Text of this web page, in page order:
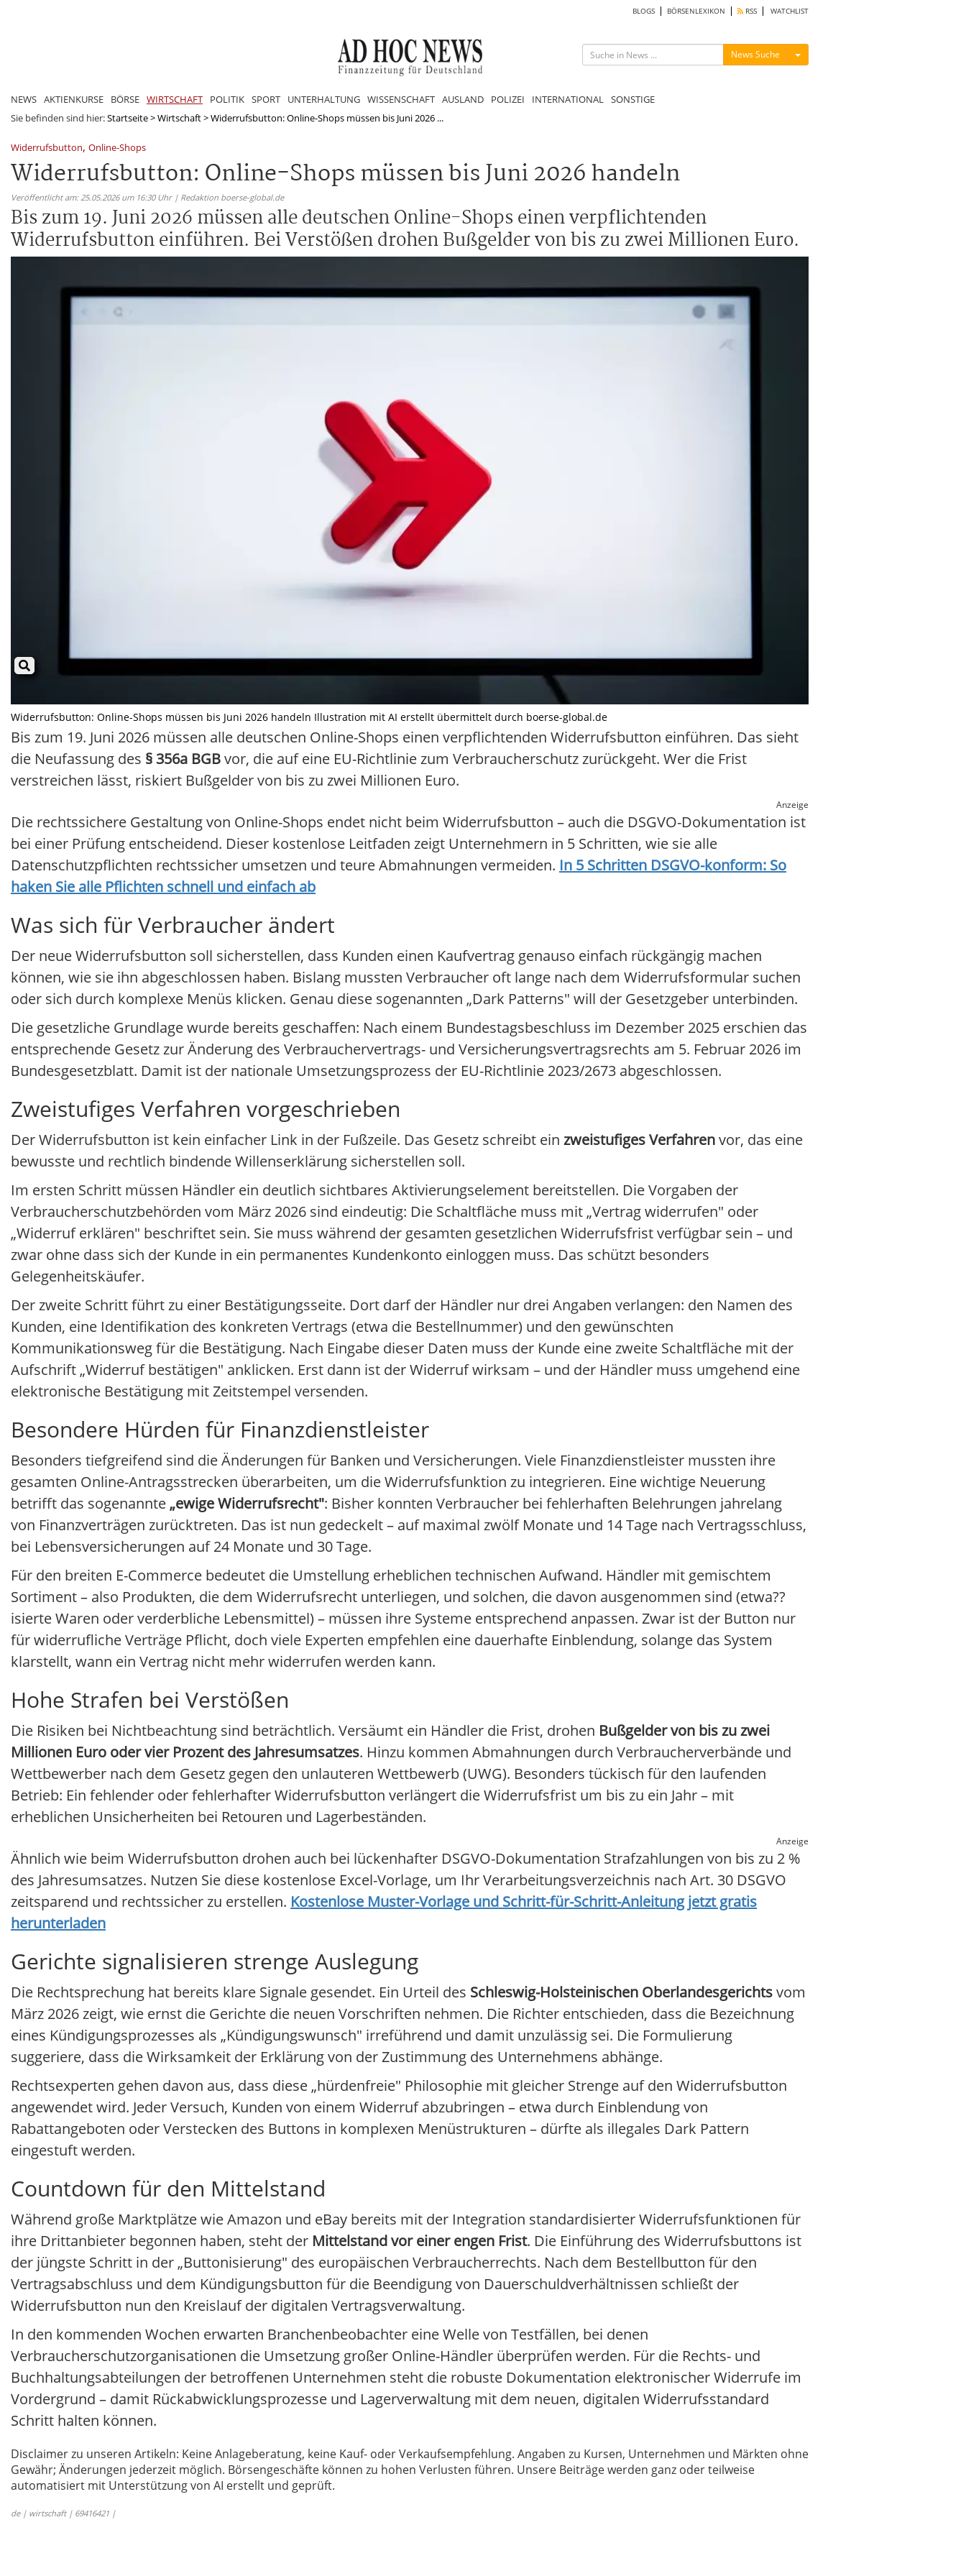
BLOGS BÖRSENLEXIKON RSS WATCHLIST
News Suche Menü ein-/ausblenden
NEWS AKTIENKURSE BÖRSE WIRTSCHAFT POLITIK SPORT UNTERHALTUNG WISSENSCHAFT AUSLAND POLIZEI INTERNATIONAL SONSTIGE
Sie befinden sind hier:Startseite>Wirtschaft>Widerrufsbutton: Online-Shops müssen bis Juni 2026 ...
Widerrufsbutton, Online-Shops
Widerrufsbutton: Online-Shops müssen bis Juni 2026 handeln
Veröffentlicht am: 25.05.2026 um 16:30 Uhr | Redaktion boerse-global.de
Bis zum 19. Juni 2026 müssen alle deutschen Online-Shops einen verpflichtenden
Widerrufsbutton einführen. Bei Verstößen drohen Bußgelder von bis zu zwei Millionen Euro.
Widerrufsbutton: Online-Shops müssen bis Juni 2026 handeln Illustration mit AI erstellt übermittelt durch boerse-global.de
Bis zum 19. Juni 2026 müssen alle deutschen Online-Shops einen verpflichtenden Widerrufsbutton einführen. Das sieht
die Neufassung des § 356a BGBvor, die auf eine EU-Richtlinie zum Verbraucherschutz zurückgeht. Wer die Frist
verstreichen lässt, riskiert Bußgelder von bis zu zwei Millionen Euro.
Anzeige
Die rechtssichere Gestaltung von Online-Shops endet nicht beim Widerrufsbutton – auch die DSGVO-Dokumentation ist
bei einer Prüfung entscheidend. Dieser kostenlose Leitfaden zeigt Unternehmern in 5 Schritten, wie sie alle
Datenschutzpflichten rechtssicher umsetzen und teure Abmahnungen vermeiden. In 5 Schritten DSGVO-konform: So
haken Sie alle Pflichten schnell und einfach ab
Was sich für Verbraucher ändert
Der neue Widerrufsbutton soll sicherstellen, dass Kunden einen Kaufvertrag genauso einfach rückgängig machen
können, wie sie ihn abgeschlossen haben. Bislang mussten Verbraucher oft lange nach dem Widerrufsformular suchen
oder sich durch komplexe Menüs klicken. Genau diese sogenannten „Dark Patterns" will der Gesetzgeber unterbinden.
Die gesetzliche Grundlage wurde bereits geschaffen: Nach einem Bundestagsbeschluss im Dezember 2025 erschien das
entsprechende Gesetz zur Änderung des Verbrauchervertrags- und Versicherungsvertragsrechts am 5. Februar 2026 im
Bundesgesetzblatt. Damit ist der nationale Umsetzungsprozess der EU-Richtlinie 2023/2673 abgeschlossen.
Zweistufiges Verfahren vorgeschrieben
Der Widerrufsbutton ist kein einfacher Link in der Fußzeile. Das Gesetz schreibt ein zweistufiges Verfahrenvor, das eine
bewusste und rechtlich bindende Willenserklärung sicherstellen soll.
Im ersten Schritt müssen Händler ein deutlich sichtbares Aktivierungselement bereitstellen. Die Vorgaben der
Verbraucherschutzbehörden vom März 2026 sind eindeutig: Die Schaltfläche muss mit „Vertrag widerrufen" oder
„Widerruf erklären" beschriftet sein. Sie muss während der gesamten gesetzlichen Widerrufsfrist verfügbar sein – und
zwar ohne dass sich der Kunde in ein permanentes Kundenkonto einloggen muss. Das schützt besonders
Gelegenheitskäufer.
Der zweite Schritt führt zu einer Bestätigungsseite. Dort darf der Händler nur drei Angaben verlangen: den Namen des
Kunden, eine Identifikation des konkreten Vertrags (etwa die Bestellnummer) und den gewünschten
Kommunikationsweg für die Bestätigung. Nach Eingabe dieser Daten muss der Kunde eine zweite Schaltfläche mit der
Aufschrift „Widerruf bestätigen" anklicken. Erst dann ist der Widerruf wirksam – und der Händler muss umgehend eine
elektronische Bestätigung mit Zeitstempel versenden.
Besondere Hürden für Finanzdienstleister
Besonders tiefgreifend sind die Änderungen für Banken und Versicherungen. Viele Finanzdienstleister mussten ihre
gesamten Online-Antragsstrecken überarbeiten, um die Widerrufsfunktion zu integrieren. Eine wichtige Neuerung
betrifft das sogenannte „ewige Widerrufsrecht": Bisher konnten Verbraucher bei fehlerhaften Belehrungen jahrelang
von Finanzverträgen zurücktreten. Das ist nun gedeckelt – auf maximal zwölf Monate und 14 Tage nach Vertragsschluss,
bei Lebensversicherungen auf 24 Monate und 30 Tage.
Für den breiten E-Commerce bedeutet die Umstellung erheblichen technischen Aufwand. Händler mit gemischtem
Sortiment – also Produkten, die dem Widerrufsrecht unterliegen, und solchen, die davon ausgenommen sind (etwa??
isierte Waren oder verderbliche Lebensmittel) – müssen ihre Systeme entsprechend anpassen. Zwar ist der Button nur
für widerrufliche Verträge Pflicht, doch viele Experten empfehlen eine dauerhafte Einblendung, solange das System
klarstellt, wann ein Vertrag nicht mehr widerrufen werden kann.
Hohe Strafen bei Verstößen
Die Risiken bei Nichtbeachtung sind beträchtlich. Versäumt ein Händler die Frist, drohen Bußgelder von bis zu zwei
Millionen Euro oder vier Prozent des Jahresumsatzes. Hinzu kommen Abmahnungen durch Verbraucherverbände und
Wettbewerber nach dem Gesetz gegen den unlauteren Wettbewerb (UWG). Besonders tückisch für den laufenden
Betrieb: Ein fehlender oder fehlerhafter Widerrufsbutton verlängert die Widerrufsfrist um bis zu ein Jahr – mit
erheblichen Unsicherheiten bei Retouren und Lagerbeständen.
Anzeige
Ähnlich wie beim Widerrufsbutton drohen auch bei lückenhafter DSGVO-Dokumentation Strafzahlungen von bis zu 2 %
des Jahresumsatzes. Nutzen Sie diese kostenlose Excel-Vorlage, um Ihr Verarbeitungsverzeichnis nach Art. 30 DSGVO
zeitsparend und rechtssicher zu erstellen. Kostenlose Muster-Vorlage und Schritt-für-Schritt-Anleitung jetzt gratis
herunterladen
Gerichte signalisieren strenge Auslegung
Die Rechtsprechung hat bereits klare Signale gesendet. Ein Urteil des Schleswig-Holsteinischen Oberlandesgerichtsvom
März 2026 zeigt, wie ernst die Gerichte die neuen Vorschriften nehmen. Die Richter entschieden, dass die Bezeichnung
eines Kündigungsprozesses als „Kündigungswunsch" irreführend und damit unzulässig sei. Die Formulierung
suggeriere, dass die Wirksamkeit der Erklärung von der Zustimmung des Unternehmens abhänge.
Rechtsexperten gehen davon aus, dass diese „hürdenfreie" Philosophie mit gleicher Strenge auf den Widerrufsbutton
angewendet wird. Jeder Versuch, Kunden von einem Widerruf abzubringen – etwa durch Einblendung von
Rabattangeboten oder Verstecken des Buttons in komplexen Menüstrukturen – dürfte als illegales Dark Pattern
eingestuft werden.
Countdown für den Mittelstand
Während große Marktplätze wie Amazon und eBay bereits mit der Integration standardisierter Widerrufsfunktionen für
ihre Drittanbieter begonnen haben, steht der Mittelstand vor einer engen Frist. Die Einführung des Widerrufsbuttons ist
der jüngste Schritt in der „Buttonisierung" des europäischen Verbraucherrechts. Nach dem Bestellbutton für den
Vertragsabschluss und dem Kündigungsbutton für die Beendigung von Dauerschuldverhältnissen schließt der
Widerrufsbutton nun den Kreislauf der digitalen Vertragsverwaltung.
In den kommenden Wochen erwarten Branchenbeobachter eine Welle von Testfällen, bei denen
Verbraucherschutzorganisationen die Umsetzung großer Online-Händler überprüfen werden. Für die Rechts- und
Buchhaltungsabteilungen der betroffenen Unternehmen steht die robuste Dokumentation elektronischer Widerrufe im
Vordergrund – damit Rückabwicklungsprozesse und Lagerverwaltung mit dem neuen, digitalen Widerrufsstandard
Schritt halten können.
Disclaimer zu unseren Artikeln: Keine Anlageberatung, keine Kauf- oder Verkaufsempfehlung. Angaben zu Kursen, Unternehmen und Märkten ohne
Gewähr; Änderungen jederzeit möglich. Börsengeschäfte können zu hohen Verlusten führen. Unsere Beiträge werden ganz oder teilweise
automatisiert mit Unterstützung von AI erstellt und geprüft.
de | wirtschaft | 69416421 |